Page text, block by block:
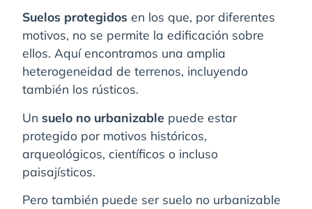
Suelos protegidos en los que, por diferentes
motivos, no se permite la edificación sobre
ellos. Aquí encontramos una amplia
heterogeneidad de terrenos, incluyendo
también los rústicos.
Un suelo no urbanizable puede estar
protegido por motivos históricos,
arqueológicos, científicos o incluso
paisajísticos.
Pero también puede ser suelo no urbanizable